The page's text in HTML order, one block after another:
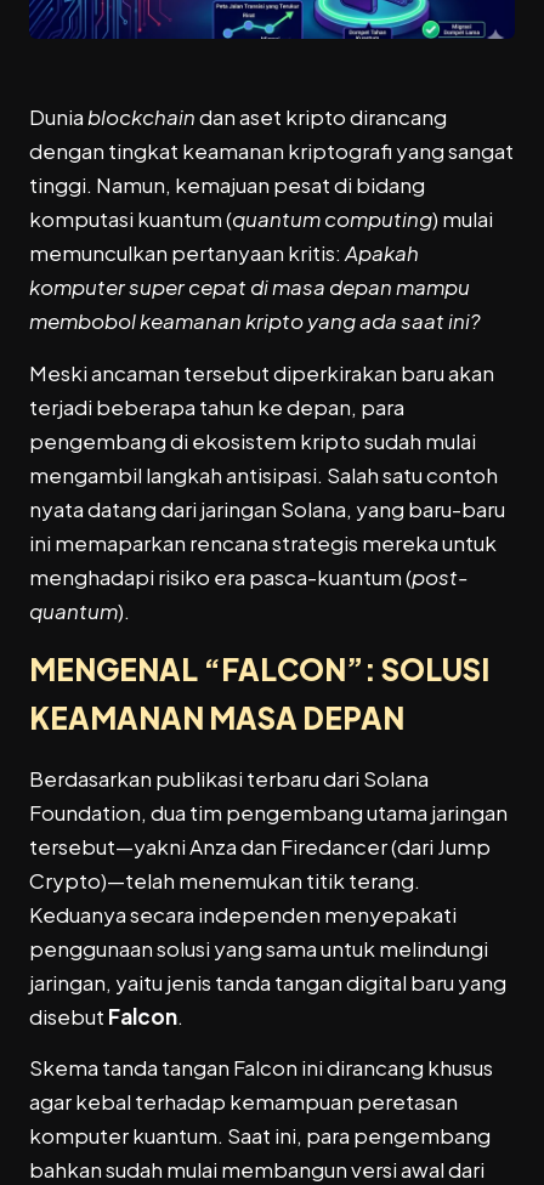
Dunia blockchaindan aset kripto dirancang
dengan tingkat keamanan kriptografi yang sangat
tinggi. Namun, kemajuan pesat di bidang
komputasi kuantum (quantum computing) mulai
memunculkan pertanyaan kritis: Apakah
komputer super cepat di masa depan mampu
membobol keamanan kripto yang ada saat ini?
Meski ancaman tersebut diperkirakan baru akan
terjadi beberapa tahun ke depan, para
pengembang di ekosistem kripto sudah mulai
mengambil langkah antisipasi. Salah satu contoh
nyata datang dari jaringan Solana, yang baru-baru
ini memaparkan rencana strategis mereka untuk
menghadapi risiko era pasca-kuantum (post-
quantum).
MENGENAL “FALCON”: SOLUSI
KEAMANAN MASA DEPAN
Berdasarkan publikasi terbaru dari Solana
Foundation, dua tim pengembang utama jaringan
tersebut—yakni Anza dan Firedancer (dari Jump
Crypto)—telah menemukan titik terang.
Keduanya secara independen menyepakati
penggunaan solusi yang sama untuk melindungi
jaringan, yaitu jenis tanda tangan digital baru yang
disebut Falcon.
Skema tanda tangan Falcon ini dirancang khusus
agar kebal terhadap kemampuan peretasan
komputer kuantum. Saat ini, para pengembang
bahkan sudah mulai membangun versi awal dari